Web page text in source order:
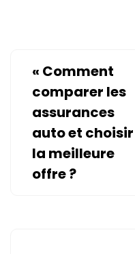
« Comment
comparer les
assurances
auto et choisir
la meilleure
offre ?